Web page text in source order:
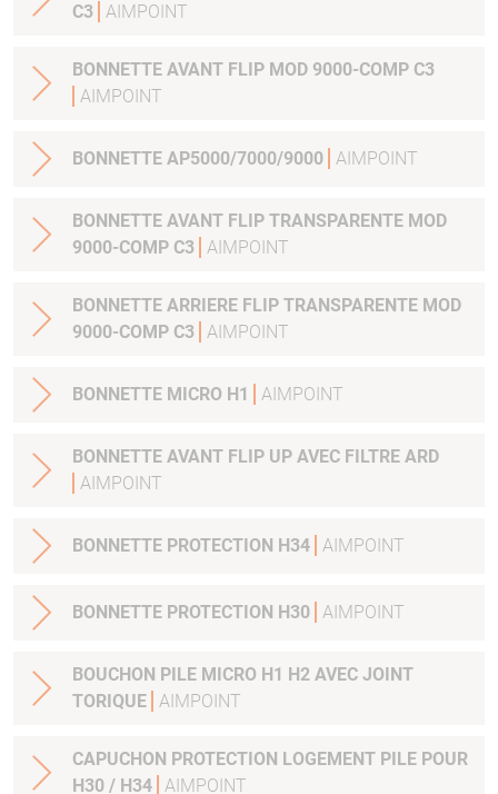
C3
AIMPOINT
BONNETTE AVANT FLIP MOD 9000-COMP C3
AIMPOINT
BONNETTE AP5000/7000/9000 AIMPOINT
BONNETTE AVANT FLIP TRANSPARENTE MOD
9000-COMP C3
AIMPOINT
BONNETTE ARRIERE FLIP TRANSPARENTE MOD
9000-COMP C3
AIMPOINT
BONNETTE MICRO H1 AIMPOINT
BONNETTE AVANT FLIP UP AVEC FILTRE ARD
AIMPOINT
BONNETTE PROTECTION H34 AIMPOINT
BONNETTE PROTECTION H30 AIMPOINT
BOUCHON PILE MICRO H1 H2 AVEC JOINT
TORIQUE AIMPOINT
CAPUCHON PROTECTION LOGEMENT PILE POUR
H30 / H34 AIMPOINT